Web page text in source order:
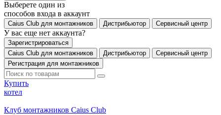
Выберете один из
способов входа в аккаунт
Caius Club для монтажников Дистрибьютор Сервисный центр
У вас еще нет аккаунта?
Зарегистрироваться
Caius Club для монтажников
Дистрибьютор
Сервисный центр
Регистрация для монтажников
Купить
котел
Клуб монтажников Caius Club